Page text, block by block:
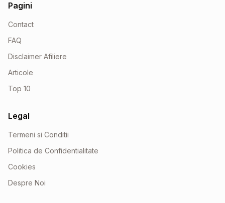
Pagini
Contact
FAQ
Disclaimer Afiliere
Articole
Top 10
Legal
Termeni si Conditii
Politica de Confidentialitate
Cookies
Despre Noi